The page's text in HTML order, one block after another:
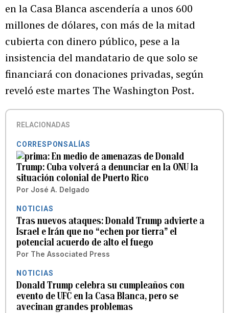
en la Casa Blanca ascendería a unos 600
millones de dólares, con más de la mitad
cubierta con dinero público, pese a la
insistencia del mandatario de que solo se
financiará con donaciones privadas, según
reveló este martes The Washington Post.
RELACIONADAS
CORRESPONSALÍAS
En medio de amenazas de Donald
Trump: Cuba volverá a denunciar en la ONU la
situación colonial de Puerto Rico
Por José A. Delgado
NOTICIAS
Tras nuevos ataques: Donald Trump advierte a
Israel e Irán que no “echen por tierra” el
potencial acuerdo de alto el fuego
Por The Associated Press
NOTICIAS
Donald Trump celebra su cumpleaños con
evento de UFC en la Casa Blanca, pero se
avecinan grandes problemas